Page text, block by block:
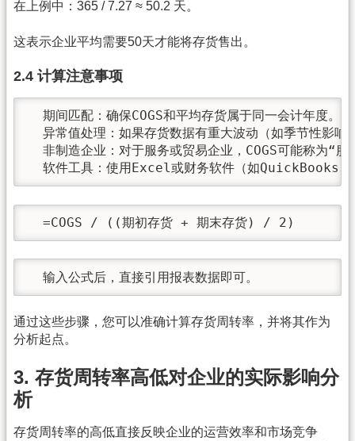
在上例中：365 / 7.27 ≈ 50.2 天。
这表示企业平均需要50天才能将存货售出。
2.4 计算注意事项
期间匹配：确保COGS和平均存货属于同一会计年度。
异常值处理：如果存货数据有重大波动（如季节性影响
非制造企业：对于服务或贸易企业，COGS可能称为“服
软件工具：使用Excel或财务软件（如QuickBooks
  =COGS / ((期初存货 + 期末存货) / 2)
  输入公式后，直接引用报表数据即可。
通过这些步骤，您可以准确计算存货周转率，并将其作为
分析起点。
3. 存货周转率高低对企业的实际影响分
析
存货周转率的高低直接反映企业的运营效率和市场竞争